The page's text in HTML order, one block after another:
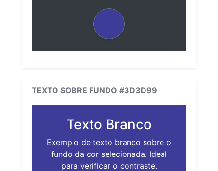
TEXTO SOBRE FUNDO #3D3D99
Texto Branco
Exemplo de texto branco sobre o
fundo da cor selecionada. Ideal
para verificar o contraste.